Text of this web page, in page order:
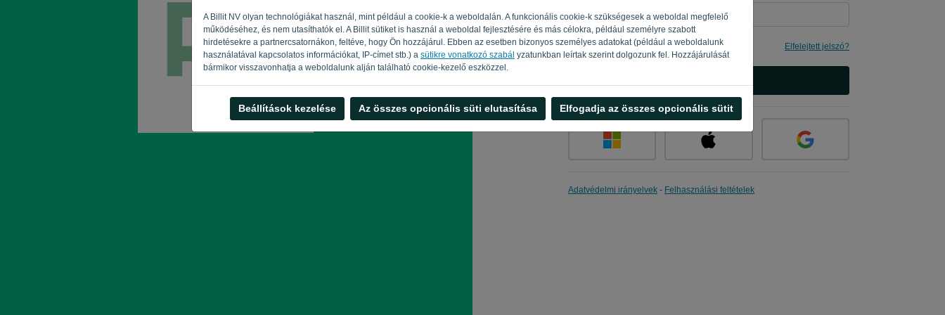
A Billit NV olyan technológiákat használ, mint például a cookie-k a weboldalán. A funkcionális cookie-k szükségesek a weboldal megfelelő
működéséhez, és nem utasíthatók el. A Billit sütiket is használ a weboldal fejlesztésére és más célokra, például személyre szabott
hirdetésekre a partnercsatornákon, feltéve, hogy Ön hozzájárul. Ebben az esetben bizonyos személyes adatokat (például a weboldalunk
használatával kapcsolatos információkat, IP-címet stb.) a sütikre vonatkozó szabál yzatunkban leírtak szerint dolgozunk fel. Hozzájárulását
bármikor visszavonhatja a weboldalunk alján található cookie-kezelő eszközzel.
Beállítások kezelése Az összes opcionális süti elutasítása Elfogadja az összes opcionális sütit
Emlékeztess Elfelejtett jelszó?
Adatvédelmi irányelvek - Felhasználási feltételek